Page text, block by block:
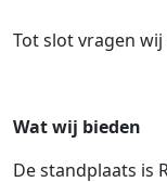
Tot slot vragen
Wat wij bieden
De standplaats is